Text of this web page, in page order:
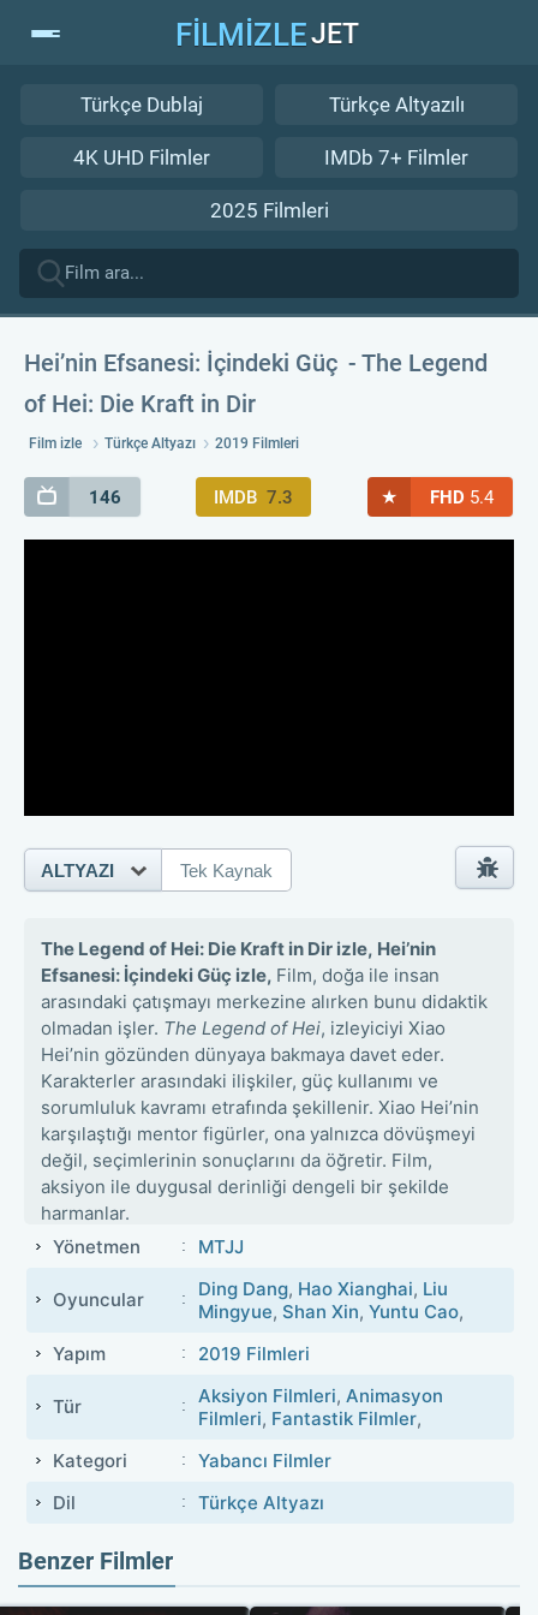
FİLMİZLEJET
Türkçe Dublaj Türkçe Altyazılı
4K UHD Filmler IMDb 7+ Filmler
2025 Filmleri
Hei’nin Efsanesi: İçindeki Güç
The Legend
of Hei: Die Kraft in Dir
Film izle Türkçe Altyazı 2019 Filmleri
146 IMDB 7.3 ★ FHD 5.4
The Legend of Hei: Die Kraft in Dir izle, Hei’nin
Efsanesi: İçindeki Güç izle, Film, doğa ile insan
arasındaki çatışmayı merkezine alırken bunu didaktik
olmadan işler. The Legend of Hei, izleyiciyi Xiao
Hei’nin gözünden dünyaya bakmaya davet eder.
Karakterler arasındaki ilişkiler, güç kullanımı ve
sorumluluk kavramı etrafında şekillenir. Xiao Hei’nin
karşılaştığı mentor figürler, ona yalnızca dövüşmeyi
değil, seçimlerinin sonuçlarını da öğretir. Film,
aksiyon ile duygusal derinliği dengeli bir şekilde
harmanlar.
Yönetmen
MTJJ
Oyuncular Ding Dang, Hao Xianghai, Liu
Mingyue, Shan Xin, Yuntu Cao,
Yapım
2019 Filmleri
Tür Aksiyon Filmleri, Animasyon
Filmleri, Fantastik Filmler,
Kategori
Yabancı Filmler
Dil
Türkçe Altyazı
ALTYAZI Tek Kaynak
Benzer Filmler